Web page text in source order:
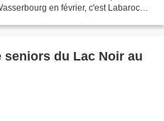
en février, c'est Labaroche
seniors du Lac Noir au